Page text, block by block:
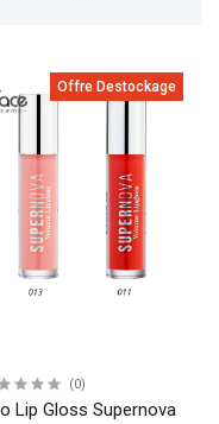
Offre Destockage
(0)
Duo Lip Gloss Supernova